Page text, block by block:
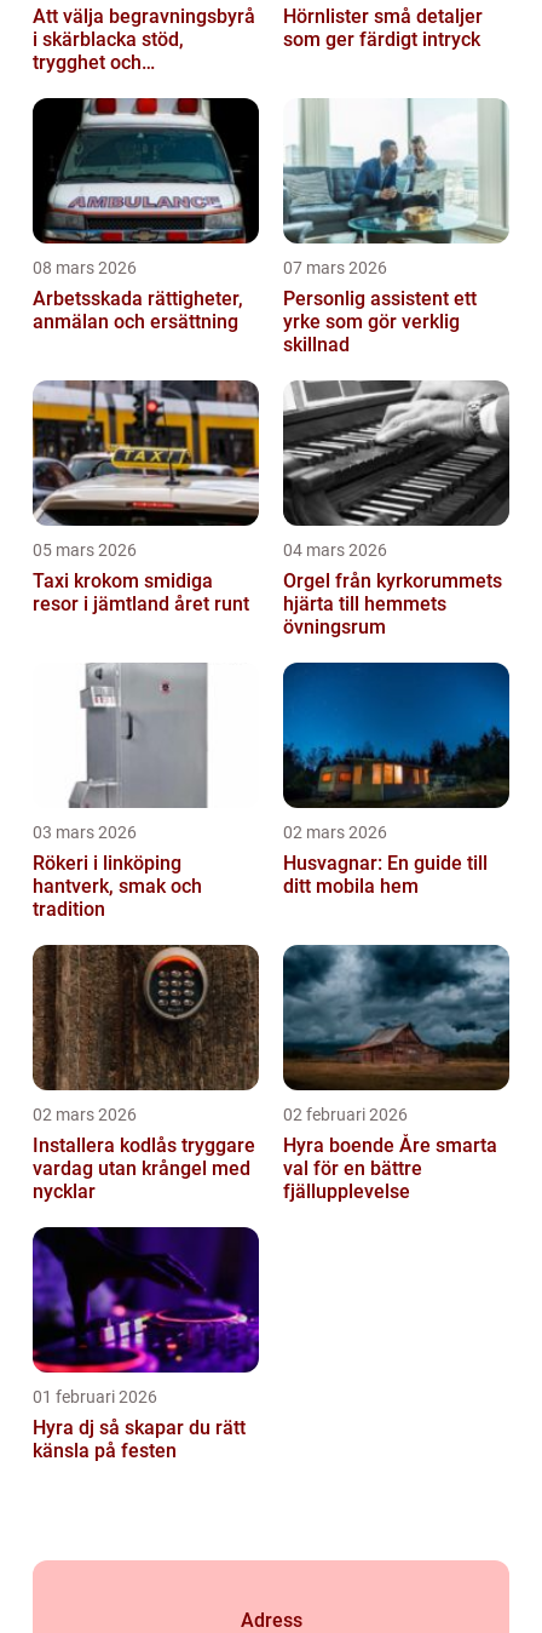
Att välja begravningsbyrå
i skärblacka stöd,
trygghet och
Hörnlister små detaljer
som ger färdigt intryck
08 mars 2026
Arbetsskada rättigheter,
anmälan och ersättning
07 mars 2026
Personlig assistent ett
yrke som gör verklig
skillnad
05 mars 2026
Taxi krokom smidiga
resor i jämtland året runt
04 mars 2026
Orgel från kyrkorummets
hjärta till hemmets
övningsrum
03 mars 2026
Rökeri i linköping
hantverk, smak och
tradition
02 mars 2026
Husvagnar: En guide till
ditt mobila hem
02 mars 2026
Installera kodlås tryggare
vardag utan krångel med
nycklar
02 februari 2026
Hyra boende Åre smarta
val för en bättre
fjällupplevelse
01 februari 2026
Hyra dj så skapar du rätt
känsla på festen
Adress